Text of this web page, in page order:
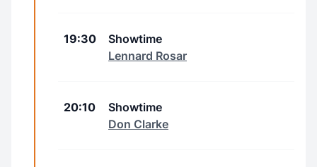
19:30
Showtime
Lennard Rosar
20:10
Showtime
Don Clarke